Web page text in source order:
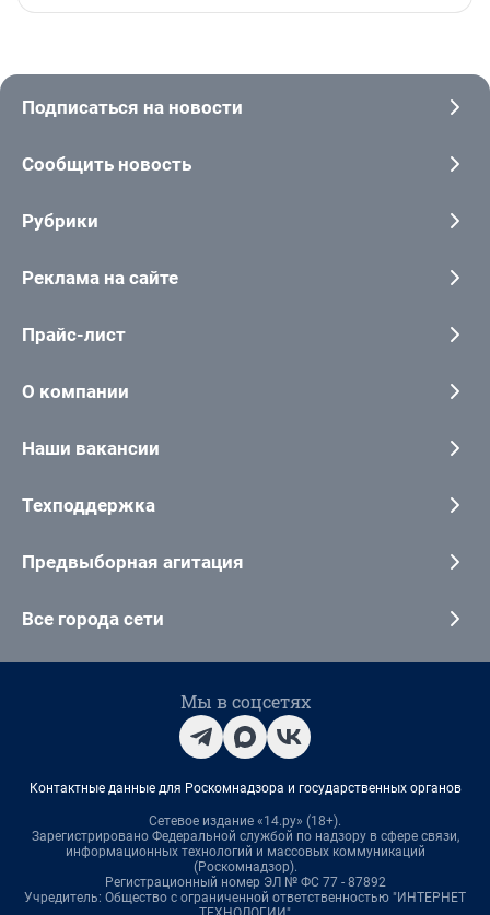
Подписаться на новости
Сообщить новость
Рубрики
Реклама на сайте
Прайс-лист
О компании
Наши вакансии
Техподдержка
Предвыборная агитация
Все города сети
Мы в соцсетях
Контактные данные для Роскомнадзора и государственных органов
Сетевое издание «14.ру» (18+).
Зарегистрировано Федеральной службой по надзору в сфере связи,
информационных технологий и массовых коммуникаций
(Роскомнадзор).
Регистрационный номер ЭЛ № ФС 77 - 87892
Учредитель: Общество с ограниченной ответственностью "ИНТЕРНЕТ